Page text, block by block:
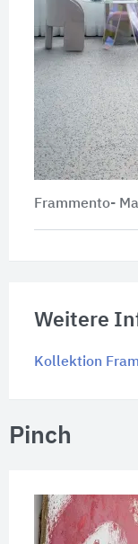
Frammento-
Weitere
Kollektion
Pinch